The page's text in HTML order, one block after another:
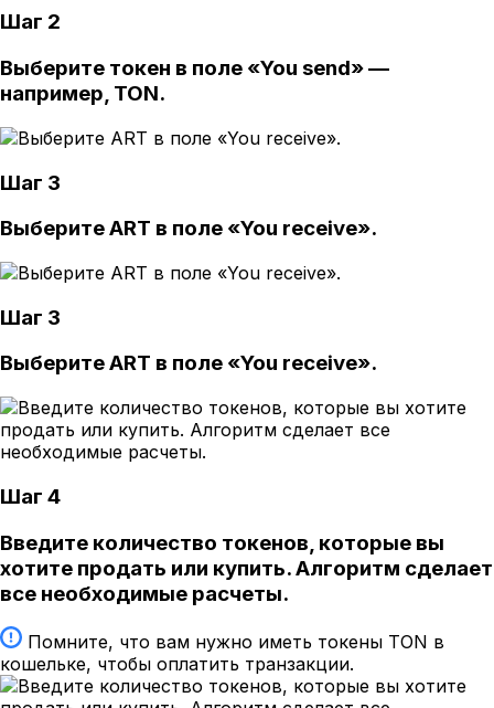
Шаг 2
Выберите токен в поле «You send» —
например, TON.
Шаг 3
Выберите ART в поле «You receive».
Шаг 3
Выберите ART в поле «You receive».
Шаг 4
Введите количество токенов, которые вы
хотите продать или купить. Алгоритм сделает
все необходимые расчеты.
Помните, что вам нужно иметь токены TON в
кошельке, чтобы оплатить транзакции.